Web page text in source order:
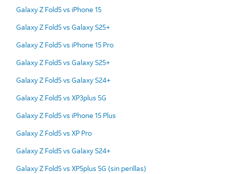
Galaxy Z Fold5 vs iPhone 15
Galaxy Z Fold5 vs Galaxy S25+
Galaxy Z Fold5 vs iPhone 15 Pro
Galaxy Z Fold5 vs Galaxy S25+
Galaxy Z Fold5 vs Galaxy S24+
Galaxy Z Fold5 vs XP3plus 5G
Galaxy Z Fold5 vs iPhone 15 Plus
Galaxy Z Fold5 vs XP Pro
Galaxy Z Fold5 vs Galaxy S24+
Galaxy Z Fold5 vs XP5plus 5G (sin perillas)